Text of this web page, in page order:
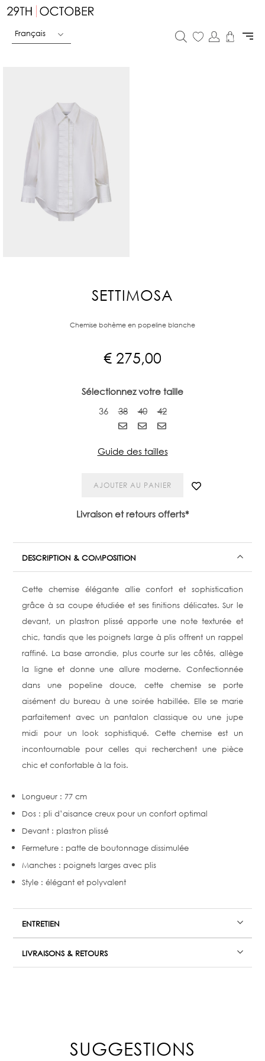
Français
SETTIMOSA
Chemise bohème en popeline blanche
€ 275,00
Sélectionnez votre taille
36
38 40 42
Guide des tailles
AJOUTER AU PANIER
Livraison et retours offerts*
DESCRIPTION & COMPOSITION
Cette chemise élégante allie confort et sophistication
grâce à sa coupe étudiée et ses finitions délicates. Sur le
devant, un plastron plissé apporte une note texturée et
chic, tandis que les poignets large à plis offrent un rappel
raffiné. La base arrondie, plus courte sur les côtés, allège
la ligne et donne une allure moderne. Confectionnée
dans une popeline douce, cette chemise se porte
aisément du bureau à une soirée habillée. Elle se marie
parfaitement avec un pantalon classique ou une jupe
midi pour un look sophistiqué. Cette chemise est un
incontournable pour celles qui recherchent une pièce
chic et confortable à la fois.
Longueur : 77 cm
Dos : pli d’aisance creux pour un confort optimal
Devant : plastron plissé
Fermeture : patte de boutonnage dissimulée
Manches : poignets larges avec plis
Style : élégant et polyvalent
ENTRETIEN
LIVRAISONS & RETOURS
SUGGESTIONS